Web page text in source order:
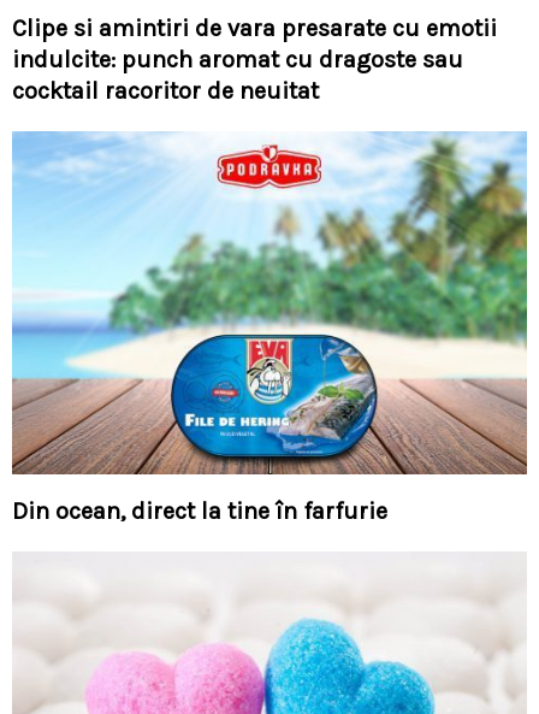
Clipe si amintiri de vara presarate cu emotii
indulcite: punch aromat cu dragoste sau
cocktail racoritor de neuitat
Din ocean, direct la tine în farfurie